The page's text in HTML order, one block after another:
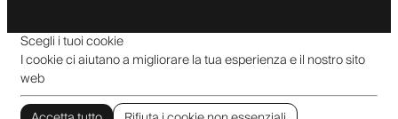
Scegli i tuoi cookie
I cookie ci aiutano a migliorare la tua esperienza e il nostro sito
web